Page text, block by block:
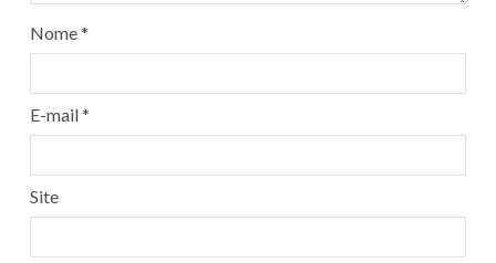
Nome*
E-mail*
Site